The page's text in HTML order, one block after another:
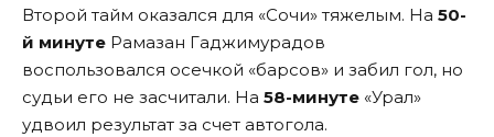
Второй тайм оказался для «Сочи» тяжелым. На 50-
й минуте Рамазан Гаджимурадов
воспользовался осечкой «барсов» и забил гол, но
судьи его не засчитали. На 58-минуте «Урал»
удвоил результат за счет автогола.